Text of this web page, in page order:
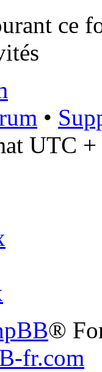
ce
•
UTC +
®
fr.com